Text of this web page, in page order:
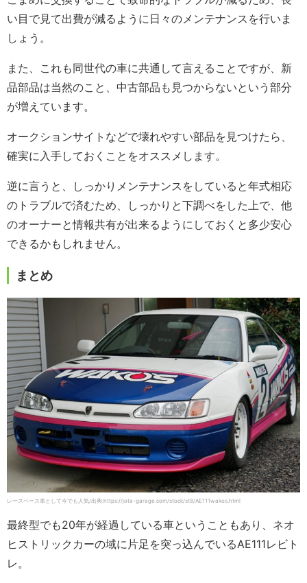
い目で見て出費が減るように日々のメンテナンスを行いま
しょう。
また、これも同世代の車に共通して言えることですが、新
品部品は当然のこと、中古部品も見つからないという部分
が増えています。
オークションサイトなどで壊れやすい部品を見つけたら、
確実に入手しておくことをオススメします。
逆に言うと、しっかりメンテナンスをしていると年式相応
のトラブルで済むため、しっかりと下調べをした上で、他
のオーナーと情報共有が出来るようにしておくと多少安心
できるかもしれません。
まとめ
レースベース車として今でも人気/出典:https://jota-garage.com/stock/st8/AE111wakos.html
最終型でも20年が経過している車ということもあり、ネオ
ヒストリックカーの域に片足を突っ込んでいるAE111レビト
レ。